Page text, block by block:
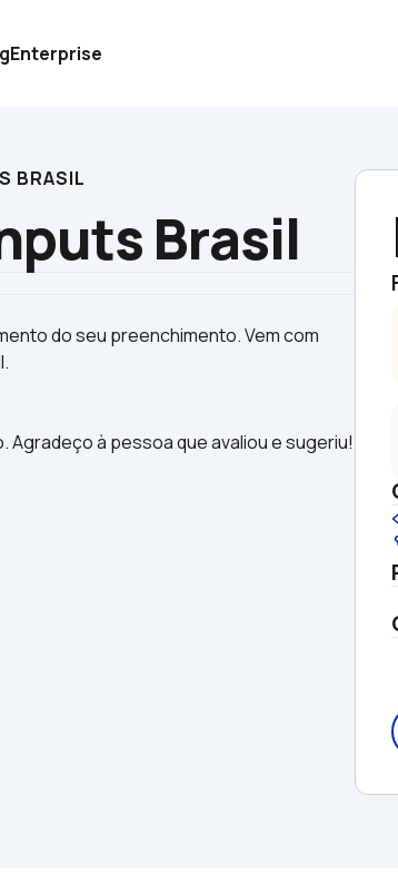
BRASIL
Brasil
do seu preenchimento. Vem com
Agradeço à pessoa que avaliou e sugeriu!
Enterprise